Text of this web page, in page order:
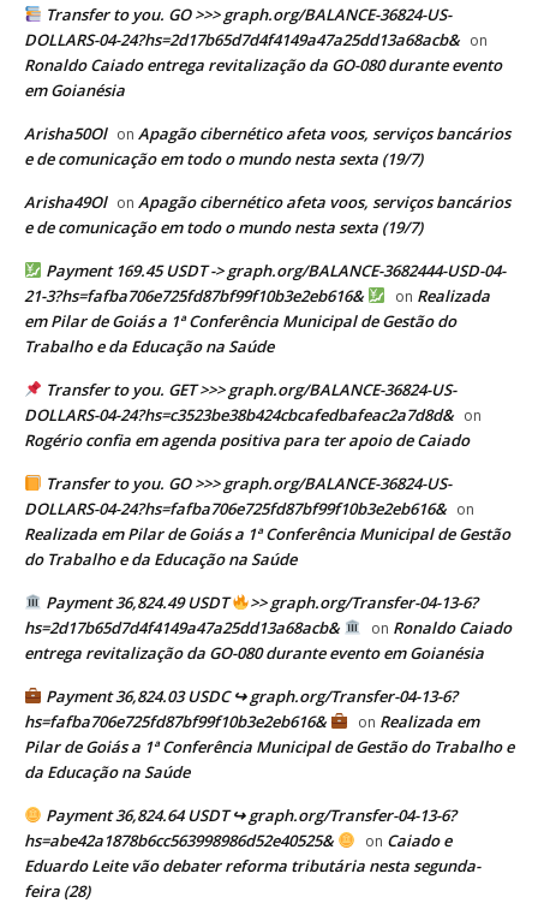
Transfer to you. GO >>> graph.org/BALANCE-36824-US-
DOLLARS-04-24?hs=2d17b65d7d4f4149a47a25dd13a68acb& on
Ronaldo Caiado entrega revitalização da GO-080 durante evento
em Goianésia
Arisha50Ol on Apagão cibernético afeta voos, serviços bancários
e de comunicação em todo o mundo nesta sexta (19/7)
Arisha49Ol on Apagão cibernético afeta voos, serviços bancários
e de comunicação em todo o mundo nesta sexta (19/7)
Payment 169.45 USDT -> graph.org/BALANCE-3682444-USD-04-
21-3?hs=fafba706e725fd87bf99f10b3e2eb616&
on Realizada
em Pilar de Goiás a 1ª Conferência Municipal de Gestão do
Trabalho e da Educação na Saúde
Transfer to you. GET >>> graph.org/BALANCE-36824-US-
DOLLARS-04-24?hs=c3523be38b424cbcafedbafeac2a7d8d& on
Rogério confia em agenda positiva para ter apoio de Caiado
Transfer to you. GO >>> graph.org/BALANCE-36824-US-
DOLLARS-04-24?hs=fafba706e725fd87bf99f10b3e2eb616& on
Realizada em Pilar de Goiás a 1ª Conferência Municipal de Gestão
do Trabalho e da Educação na Saúde
Payment 36,824.49 USDT
>> graph.org/Transfer-04-13-6?
hs=2d17b65d7d4f4149a47a25dd13a68acb&
on Ronaldo Caiado
entrega revitalização da GO-080 durante evento em Goianésia
Payment 36,824.03 USDC ↪ graph.org/Transfer-04-13-6?
hs=fafba706e725fd87bf99f10b3e2eb616&
on Realizada em
Pilar de Goiás a 1ª Conferência Municipal de Gestão do Trabalho e
da Educação na Saúde
Payment 36,824.64 USDT ↪ graph.org/Transfer-04-13-6?
hs=abe42a1878b6cc563998986d52e40525&
on Caiado e
Eduardo Leite vão debater reforma tributária nesta segunda-
feira (28)